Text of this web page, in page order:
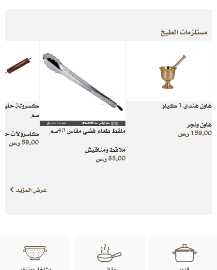
مستلزمات الطبخ
هاون هندي 1 كيلو
هاون ونجر
159.00 ر.س
ملقط طعام فضي مقاس 40سم
ملاقط ومناقيش
35.00 ر.س
سم
كاسرولات
59.00ر.س
عرض المزيد